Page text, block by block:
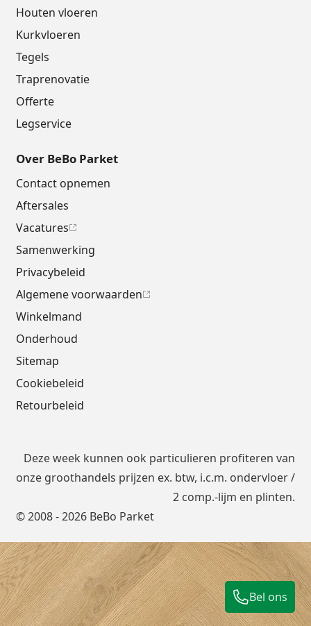
Houten vloeren
Kurkvloeren
Tegels
Traprenovatie
Offerte
Legservice
Over BeBo Parket
Contact opnemen
Aftersales
Vacatures
Samenwerking
Privacybeleid
Algemene voorwaarden
Winkelmand
Onderhoud
Sitemap
Cookiebeleid
Retourbeleid
© 2008 - 2026 BeBo Parket
Deze week kunnen ook particulieren profiteren van
onze groothandels prijzen ex. btw, i.c.m. ondervloer/
2 comp.-lijm en plinten.
Bel ons